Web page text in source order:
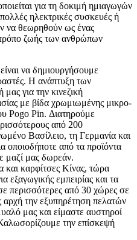
για τη δοκιμή ημιαγωγών
ηλεκτρικές συσκευές ή
να θεωρηθούν ως ένας
ζωής των ανθρώπων
να δημιουργήσουμε
Η ανάπτυξη των
για την κινεζική
με βίδα χρωμιωμένης μικρο-
Pogo Pin. Διατηρούμε
από 200
Βασίλειο, τη Γερμανία και
οποιοδήποτε από τα προϊόντα
μαζί μας δωρεάν.
και καρφίτσες Κίνας, τώρα
εξαγωγικής εμπειρίας και τα
περισσότερες από 30 χώρες σε
την εξυπηρέτηση πελατών
μας και είμαστε αυστηροί
την επίσκεψή